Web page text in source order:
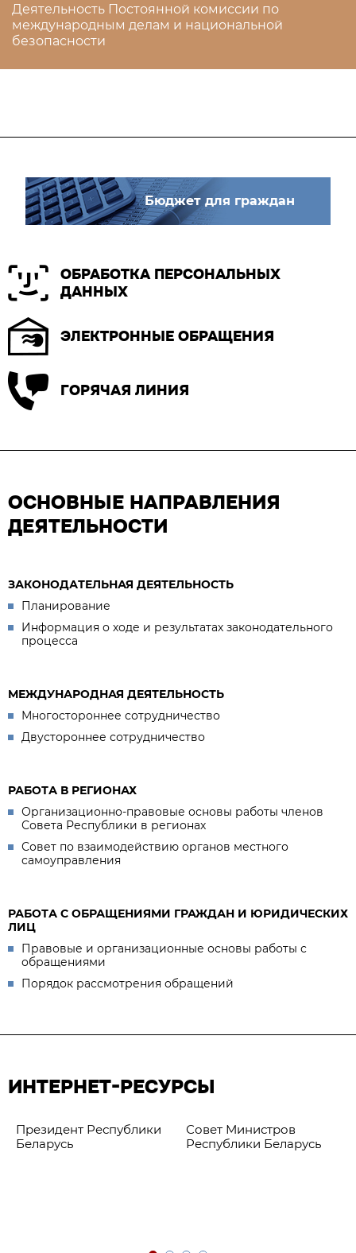
Деятельность Постоянной комиссии по
международным делам и национальной
безопасности
Бюджет для граждан
ОБРАБОТКА ПЕРСОНАЛЬНЫХ
ДАННЫХ
ЭЛЕКТРОННЫЕ ОБРАЩЕНИЯ
ГОРЯЧАЯ ЛИНИЯ
ОСНОВНЫЕ НАПРАВЛЕНИЯ
ДЕЯТЕЛЬНОСТИ
ЗАКОНОДАТЕЛЬНАЯ ДЕЯТЕЛЬНОСТЬ
Планирование
Информация о ходе и результатах законодательного
процесса
МЕЖДУНАРОДНАЯ ДЕЯТЕЛЬНОСТЬ
Многостороннее сотрудничество
Двустороннее сотрудничество
РАБОТА В РЕГИОНАХ
Организационно-правовые основы работы членов
Совета Республики в регионах
Совет по взаимодействию органов местного
самоуправления
РАБОТА С ОБРАЩЕНИЯМИ ГРАЖДАН И ЮРИДИЧЕСКИХ
ЛИЦ
Правовые и организационные основы работы с
обращениями
Порядок рассмотрения обращений
ИНТЕРНЕТ-РЕСУРСЫ
Президент Республики
Беларусь
Совет Министров
Республики Беларусь